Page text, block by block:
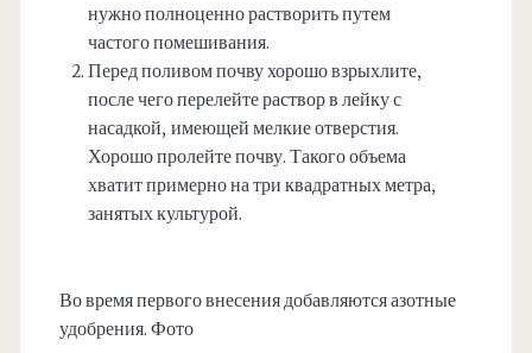
нужно полноценно растворить путем
частого помешивания.
Перед поливом почву хорошо взрыхлите,
после чего перелейте раствор в лейку с
насадкой, имеющей мелкие отверстия.
Хорошо пролейте почву. Такого объема
хватит примерно на три квадратных метра,
занятых культурой.
Во время первого внесения добавляются азотные
удобрения. Фото